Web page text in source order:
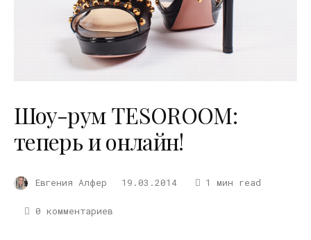
Шоу-рум TESOROOM:
теперь и онлайн!
Евгения Алфер 19.03.2014 1 мин read
0 комментариев